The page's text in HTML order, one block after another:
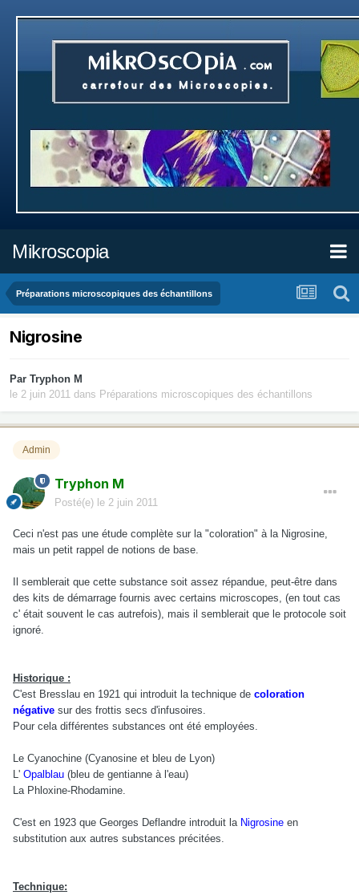
Mikroscopia
Préparations microscopiques des échantillons
Nigrosine
Par Tryphon M
le 2 juin 2011 dans Préparations microscopiques des échantillons
Admin
Tryphon M
Posté(e) le 2 juin 2011
Ceci n'est pas une étude complète sur la "coloration" à la Nigrosine,
mais un petit rappel de notions de base.
Il semblerait que cette substance soit assez répandue, peut-être dans
des kits de démarrage fournis avec certains microscopes, (en tout cas
c' était souvent le cas autrefois), mais il semblerait que le protocole soit
ignoré.
Historique :
C'est Bresslau en 1921 qui introduit la technique de coloration
négative sur des frottis secs d'infusoires.
Pour cela différentes substances ont été employées.
Le Cyanochine (Cyanosine et bleu de Lyon)
L' Opalblau (bleu de gentianne à l'eau)
La Phloxine-Rhodamine.
C'est en 1923 que Georges Deflandre introduit la Nigrosine en
substitution aux autres substances précitées.
Technique: